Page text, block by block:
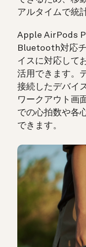
アルタイムで統
Apple AirPods
Bluetooth対応
イスに対応して
活用できます。
接続したデバイ
ワークアウト画
での心拍数や各
できます。